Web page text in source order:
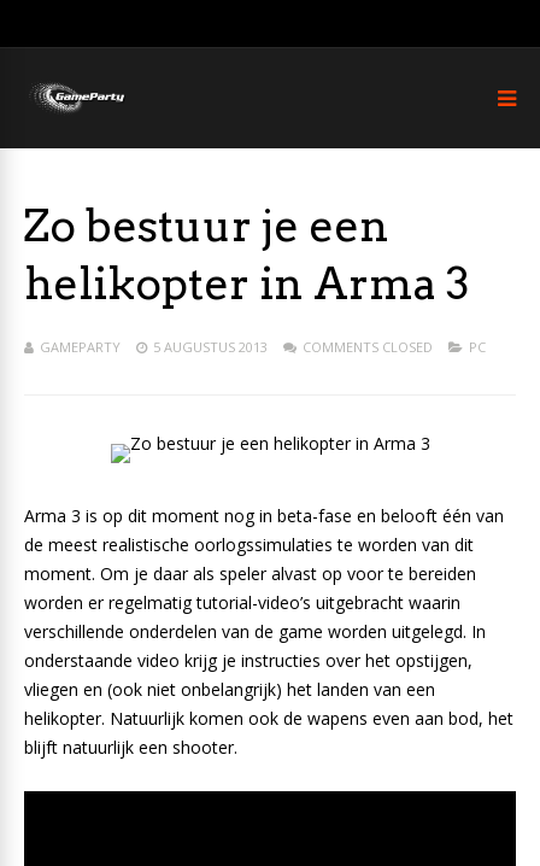
Zo bestuur je een
helikopter in Arma 3
GAMEPARTY 5 AUGUSTUS 2013 COMMENTS CLOSED PC
Arma 3 is op dit moment nog in beta-fase en belooft één van
de meest realistische oorlogssimulaties te worden van dit
moment. Om je daar als speler alvast op voor te bereiden
worden er regelmatig tutorial-video’s uitgebracht waarin
verschillende onderdelen van de game worden uitgelegd. In
onderstaande video krijg je instructies over het opstijgen,
vliegen en (ook niet onbelangrijk) het landen van een
helikopter. Natuurlijk komen ook de wapens even aan bod, het
blijft natuurlijk een shooter.